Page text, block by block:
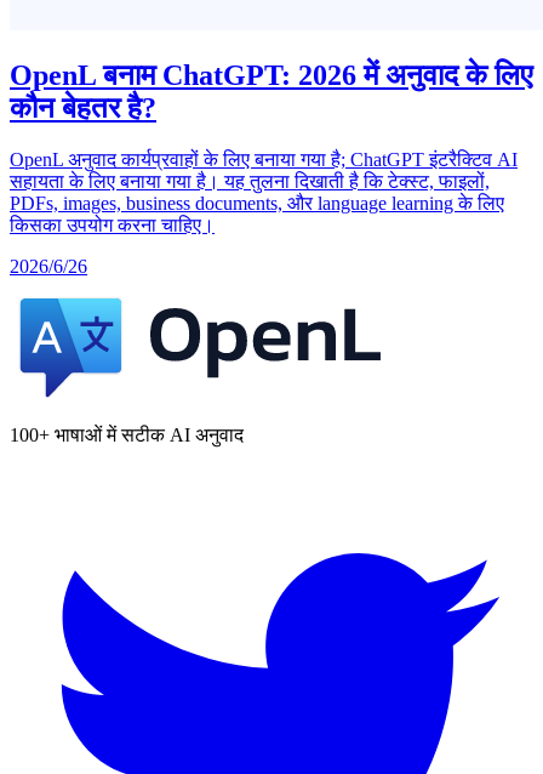
OpenL बनाम ChatGPT: 2026 में अनुवाद के लिए
कौन बेहतर है?
OpenL अनुवाद कार्यप्रवाहों के लिए बनाया गया है; ChatGPT इंटरैक्टिव AI
सहायता के लिए बनाया गया है। यह तुलना दिखाती है कि टेक्स्ट, फाइलों,
PDFs, images, business documents, और language learning के लिए
किसका उपयोग करना चाहिए।
2026/6/26
100+ भाषाओं में सटीक AI अनुवाद